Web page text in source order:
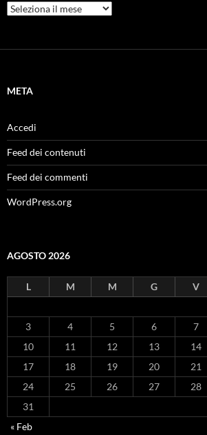
Archivi
META
Accedi
Feed dei contenuti
Feed dei commenti
WordPress.org
AGOSTO 2026
L M M G V
3
4 5 6 7
10
11 12 13 14
17
18 19 20 21
24
25 26 27 28
31
« Feb